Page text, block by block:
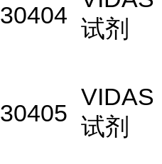
30404 试剂
30405
VIDAS
试剂